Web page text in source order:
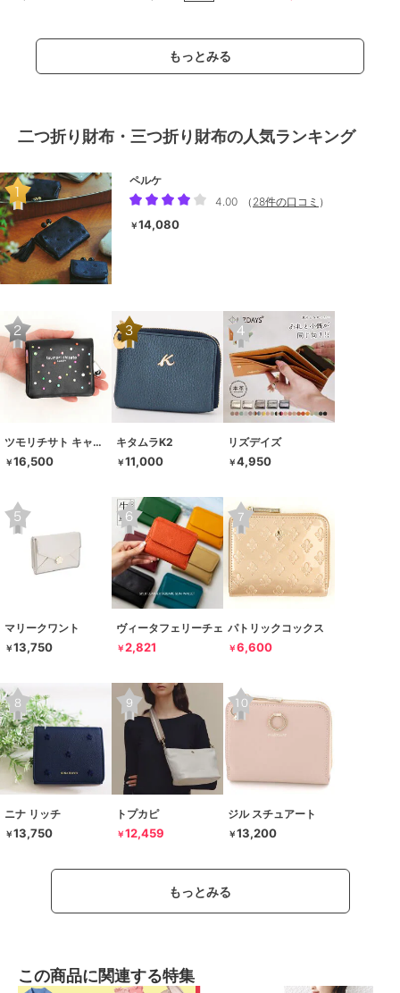
もっとみる
二つ折り財布・三つ折り財布の人気ランキング
ペルケ
4.00
（ 28件の口コミ ）
￥14,080
ツモリチサト キャリー
￥16,500
キタムラK2
￥11,000
リズデイズ
￥4,950
マリークワント
￥13,750
ヴィータフェリーチェ
￥2,821
パトリックコックス
￥6,600
ニナ リッチ
￥13,750
トプカピ
￥12,459
ジル スチュアート
￥13,200
もっとみる
この商品に関連する特集